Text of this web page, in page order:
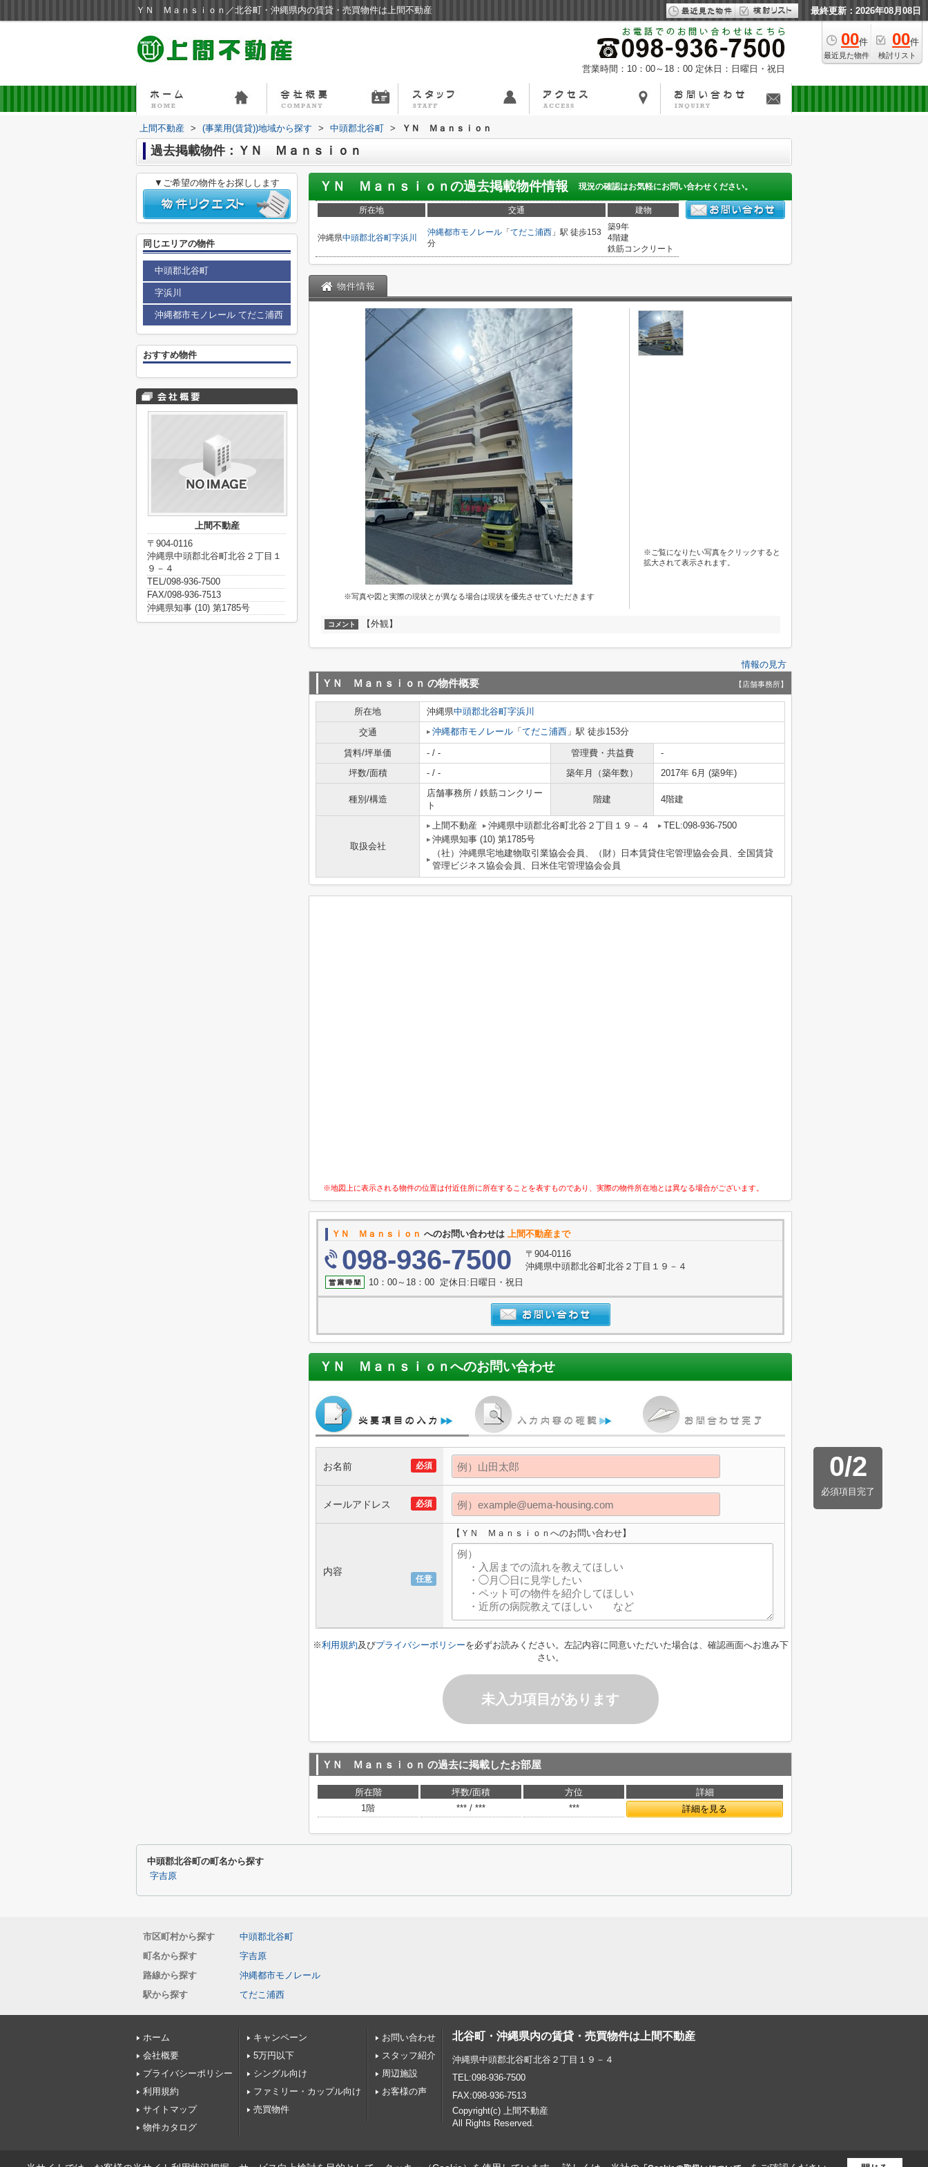
ＹＮ Ｍａｎｓｉｏｎ／北谷町・沖縄県内の賃貸・売買物件は上間不動産 最終更新：2026年08月08日
00件
最近見た物件
00件
検討リスト
営業時間：10：00～18：00 定休日：日曜日・祝日
上間不動産 > (事業用(賃貸))地域から探す > 中頭郡北谷町 > ＹＮ Ｍａｎｓｉｏｎ
過去掲載物件：ＹＮ Ｍａｎｓｉｏｎ
ＹＮ Ｍａｎｓｉｏｎ の過去掲載物件情報 現況の確認はお気軽にお問い合わせください。
所在地 交通 建物
沖縄県中頭郡北谷町字浜川
沖縄都市モノレール 「 てだこ浦西 」駅 徒歩153
分
築9年
4階建
鉄筋コンクリート
物件情報
※写真や図と実際の現状とが異なる場合は現状を優先させていただきます
※ご覧になりたい写真をクリックすると
拡大されて表示されます。
コメント 【外観】
情報の見方
ＹＮ Ｍａｎｓｉｏｎ の物件概要 【店舗事務所】
所在地 沖縄県中頭郡北谷町字浜川
交通
沖縄都市モノレール 「 てだこ浦西 」駅 徒歩153分
賃料/坪単価 - / - 管理費・共益費
-
坪数/面積
- / - 築年月（築年数） 2017年 6月 (築9年)
種別/構造
店舗事務所 / 鉄筋コンクリー
ト
階建 4階建
取扱会社
上間不動産 沖縄県中頭郡北谷町北谷２丁目１９－４
TEL:098-936-7500
沖縄県知事 (10) 第1785号
（社）沖縄県宅地建物取引業協会会員、（財）日本賃貸住宅管理協会会員、全国賃貸
管理ビジネス協会会員、日米住宅管理協会会員
※地図上に表示される物件の位置は付近住所に所在することを表すものであり、実際の物件所在地とは異なる場合がございます。
ＹＮ Ｍａｎｓｉｏｎ へのお問い合わせは 上間不動産まで
098-936-7500
〒904-0116
沖縄県中頭郡北谷町北谷２丁目１９－４
10：00～18：00 定休日:日曜日・祝日
ＹＮ Ｍａｎｓｉｏｎ へのお問い合わせ
0/2
必須項目完了
必須
お名前
必須
メールアドレス
任意
内容
【ＹＮ Ｍａｎｓｉｏｎへのお問い合わせ】
※利用規約及びプライバシーポリシーを必ずお読みください。左記内容に同意いただいた場合は、確認画面へお進み下
さい。
未入力項目があります
ＹＮ Ｍａｎｓｉｏｎ の過去に掲載したお部屋
所在階 坪数/面積 方位
詳細
1階
*** / *** *** 詳細を見る
▼ご希望の物件をお探しします
同じエリアの物件
中頭郡北谷町
字浜川
沖縄都市モノレール てだこ浦西
おすすめ物件
上間不動産
〒904-0116
沖縄県中頭郡北谷町北谷２丁目１
９－４
TEL/098-936-7500
FAX/098-936-7513
沖縄県知事 (10) 第1785号
中頭郡北谷町の町名から探す
字吉原
市区町村から探す
中頭郡北谷町
町名から探す
字吉原
路線から探す
沖縄都市モノレール
駅から探す
てだこ浦西
ホーム
会社概要
プライバシーポリシー
利用規約
サイトマップ
物件カタログ
キャンペーン
5万円以下
シングル向け
ファミリー・カップル向け
売買物件
お問い合わせ
スタッフ紹介
周辺施設
お客様の声
北谷町・沖縄県内の賃貸・売買物件は上間不動産
沖縄県中頭郡北谷町北谷２丁目１９－４
TEL:098-936-7500
FAX:098-936-7513
Copyright(c) 上間不動産
All Rights Reserved.